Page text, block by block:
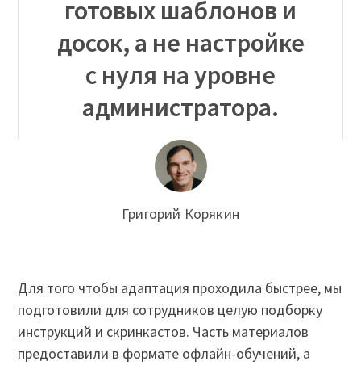
готовых шаблонов и
досок, а не настройке
с нуля на уровне
администратора.
Григорий Корякин
Для того чтобы адаптация проходила быстрее, мы
подготовили для сотрудников целую подборку
инструкций и скринкастов. Часть материалов
предоставили в формате офлайн-обучений, а